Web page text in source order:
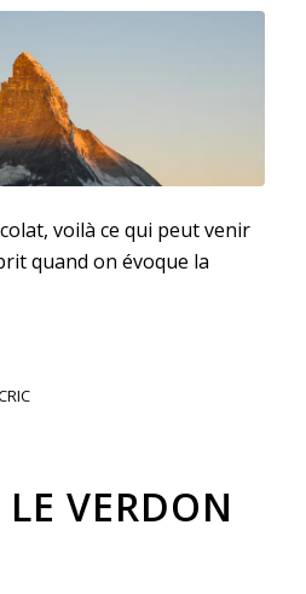
voilà ce qui peut venir
quand on évoque la
VERDON